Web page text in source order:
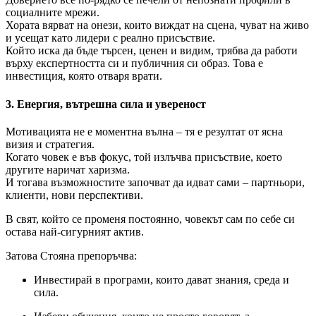
социалните мрежи.
Хората вярват на онези, които виждат на сцена, чуват на живо
и усещат като лидери с реално присъствие.
Който иска да бъде търсен, ценен и видим, трябва да работи
върху експертността си и публичния си образ. Това е
инвестиция, която отваря врати.
3. Енергия, вътрешна сила и увереност
Мотивацията не е моментна вълна – тя е резултат от ясна
визия и стратегия.
Когато човек е във фокус, той излъчва присъствие, което
другите наричат харизма.
И тогава възможностите започват да идват сами – партньори,
клиенти, нови перспективи.
В свят, който се променя постоянно, човекът сам по себе си
остава най-сигурният актив.
Затова Стояна препоръчва:
Инвестирай в програми, които дават знания, среда и
сила.